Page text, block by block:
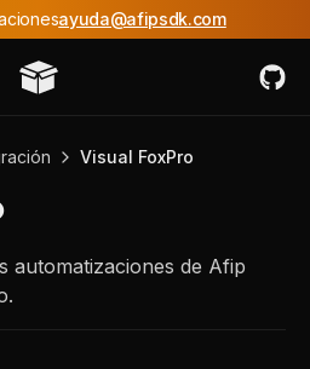
ayuda@afipsdk.com
Visual FoxPro
automatizaciones de Afip